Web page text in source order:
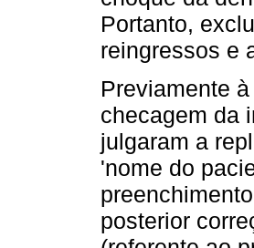
Portanto,
reingressos e
Previamente
checagem da
julgaram a
'nome do
posterior